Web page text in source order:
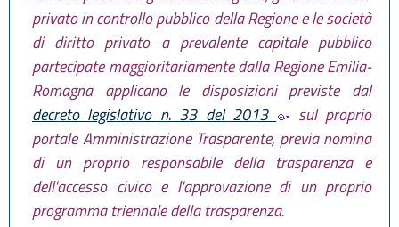
abrogato comma 2 daart. 15 L.R.
30 aprile 2015, n. 2)
privato in controllo pubblico della Regione e le società
di diritto privato a prevalente capitale pubblico
partecipate maggioritariamente dalla Regione Emilia-
Romagna applicano le disposizioni previste dal
decreto legislativo n. 33 del 2013
sul proprio
portale Amministrazione Trasparente, previa nomina
di un proprio responsabile della trasparenza e
dell'accesso civico e l'approvazione di un proprio
programma triennale della trasparenza.